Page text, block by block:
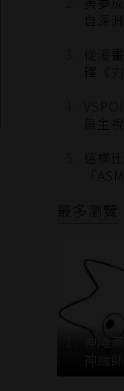
自深
從漫
釋《
員主
這樣
「
最多瀏覽
神隱
神繪